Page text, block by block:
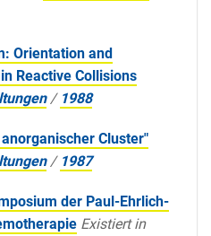
Orientation and
Reactive Collisions
/ 1988
Cluster"
/ 1987
der Paul-Ehrlich-
Existiert in